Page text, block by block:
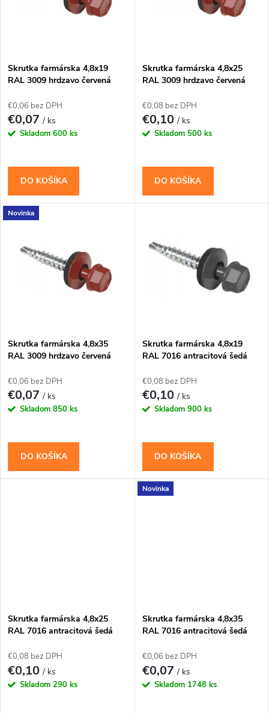
e
p
r
o
d
u
v
s
p
r
u
v
Skrutka farmárska 4,8x19
RAL 3009 hrdzavo červená
€0,06 bez DPH
€0,07/ ks
Skladom 600 ks
DO KOŠÍKA
Skrutka farmárska 4,8x25
RAL 3009 hrdzavo červená
€0,08 bez DPH
€0,10/ ks
Skladom 500 ks
DO KOŠÍKA
Novinka
Skrutka farmárska 4,8x35
RAL 3009 hrdzavo červená
€0,06 bez DPH
€0,07/ ks
Skladom 850 ks
DO KOŠÍKA
Skrutka farmárska 4,8x19
RAL 7016 antracitová šedá
€0,08 bez DPH
€0,10/ ks
Skladom 900 ks
DO KOŠÍKA
Skrutka farmárska 4,8x25
RAL 7016 antracitová šedá
€0,08 bez DPH
€0,10/ ks
Skladom 290 ks
Novinka
Skrutka farmárska 4,8x35
RAL 7016 antracitová šedá
€0,06 bez DPH
€0,07/ ks
Skladom 1748 ks